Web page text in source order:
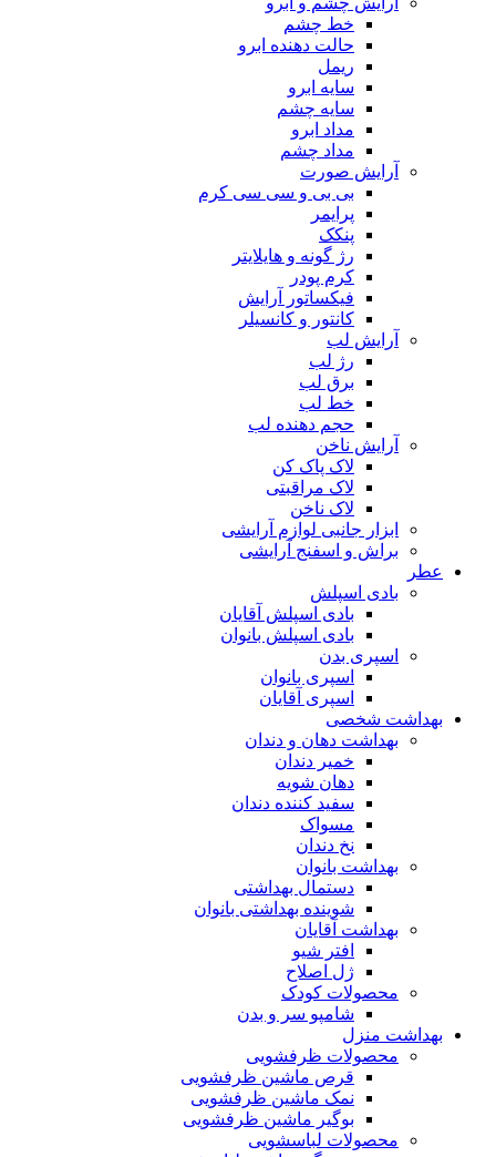
خط چشم
حالت دهنده ابرو
ریمل
سایه ابرو
سایه چشم
مداد ابرو
مداد چشم
آرایش صورت
بی بی و سی سی کرم
پرایمر
پنکک
رژ گونه و هایلایتر
کرم پودر
فیکساتور آرایش
کانتور و کانسیلر
آرایش لب
رژ لب
برق لب
خط لب
حجم دهنده لب
آرایش ناخن
لاک پاک کن
لاک مراقبتی
لاک ناخن
ابزار جانبی لوازم آرایشی
براش و اسفنج آرایشی
عطر
بادی اسپلش
بادی اسپلش آقایان
بادی اسپلش بانوان
اسپری بدن
اسپری بانوان
اسپری آقایان
بهداشت شخصی
بهداشت دهان و دندان
خمیر دندان
دهان شویه
سفید کننده دندان
مسواک
نخ دندان
بهداشت بانوان
دستمال بهداشتی
شوینده بهداشتی بانوان
بهداشت آقایان
افتر شیو
ژل اصلاح
محصولات کودک
شامپو سر و بدن
بهداشت منزل
محصولات ظرفشویی
قرص ماشین ظرفشویی
نمک ماشین ظرفشویی
بوگیر ماشین ظرفشویی
محصولات لباسشویی